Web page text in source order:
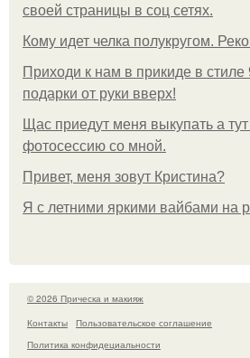
своей страницы в соц сетях.
Кому идет челка полукругом.
Приходи к нам в прикиде в стиле
подарки от руки вверх!
Щас приедут меня выкупать а
фотосессию со мной.
Привет, меня зовут Кристина?
Я с летними яркими вайбами на
© 2026 Прическа и макияж
Контакты
Пользовательское соглашение
Политика конфидециальности